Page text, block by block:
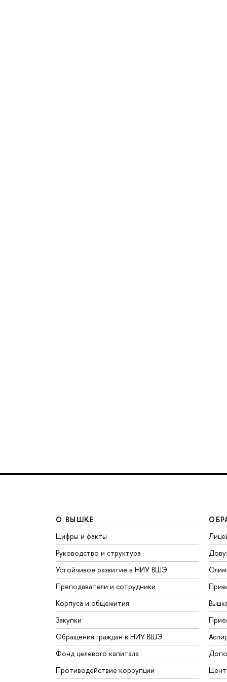
О ВЫШКЕ
Цифры и факты
Руководство и структура
Устойчивое развитие в НИУ ВШЭ
Преподаватели и сотрудники
Корпуса и общежития
Закупки
Обращения граждан в НИУ ВШЭ
Фонд целевого капитала
Противодействие коррупции